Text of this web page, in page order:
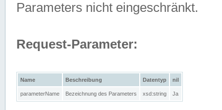
Parameters nicht eingeschränkt.
Request-Parameter:
Name Beschreibung Datentyp nil
parameterName Bezeichnung des Parameters xsd:string Ja